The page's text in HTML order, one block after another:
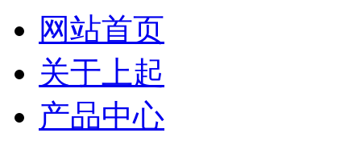
网站首页
关于上起
产品中心